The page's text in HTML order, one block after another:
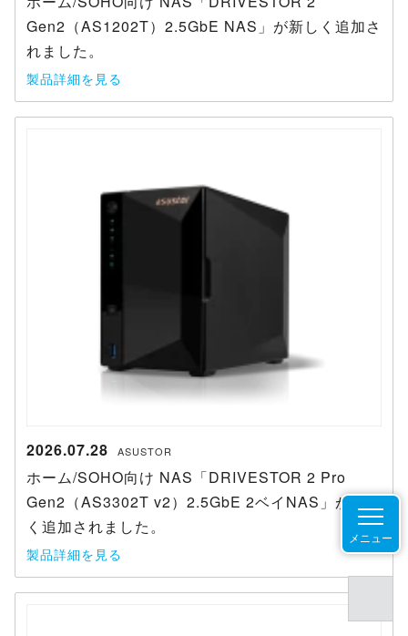
メニュー
Gen2（AS1202T）2.5GbE NAS」が新しく追加さ
れました。
製品詳細を見る
2026.07.28 ASUSTOR
ホーム/SOHO向け NAS「DRIVESTOR 2 Pro
Gen2（AS3302T v2）2.5GbE 2ベイNAS」が新し
く追加されました。
製品詳細を見る